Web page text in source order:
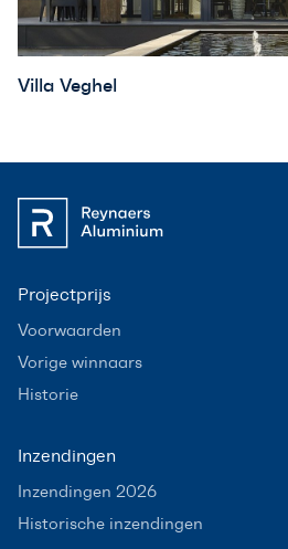
Villa Veghel
Projectprijs
Voorwaarden
Vorige winnaars
Historie
Inzendingen
Inzendingen 2026
Historische inzendingen